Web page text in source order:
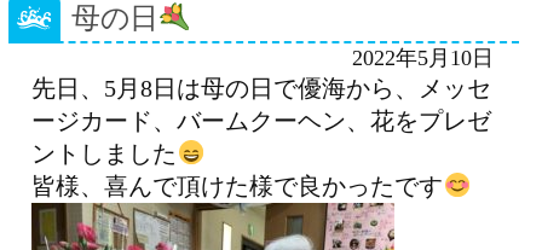
へ
ス
母の日
2022年5月10日
先日、5月8日は母の日で優海から、メッセ
ージカード、バームクーヘン、花をプレゼ
ントしました
皆様、喜んで頂けた様で良かったです